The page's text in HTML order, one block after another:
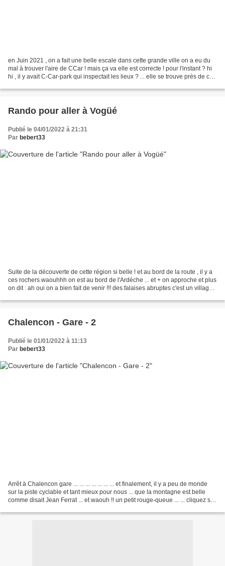
en Juin 2021 , on a fait une belle escale dans cette grande ville on a eu du
mal à trouver l'aire de CCar ! mais ça va elle est correcte ! pour l'instant ? hi
hi , il y avait C-Car-park qui inspectait les lieux ? ... elle se trouve près de ce
Rando pour aller à Vogüé
Publié le 04/01/2022 à 21:31
Par bebert33
Suite de la découverte de cette région si belle ! et au bord de la route , il y a
ces rochers waouhhh on est au bord de l'Ardèche ... et + on approche et plus
on dit : ah oui on a bien fait de venir !!! des falaises abruptes c'est un village
Chalencon - Gare - 2
Publié le 01/01/2022 à 11:13
Par bebert33
Arrêt à Chalencon gare ... ... ... ... ... ... ... et finalement, il y a peu de monde
sur la piste cyclable et tant mieux pour nous ... que la montagne est belle
comme disait Jean Ferrat ... et waouh !! un petit rouge-queue ... ... cliquez sur